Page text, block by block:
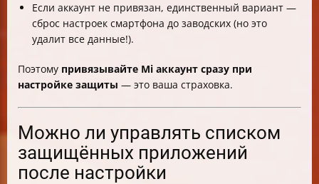
Если аккаунт не привязан, единственный вариант —
сброс настроек смартфона до заводских (но это
удалит все данные!).
Поэтому привязывайте Mi аккаунт сразу при
настройке защиты — это ваша страховка.
Можно ли управлять списком
защищённых приложений
после настройки